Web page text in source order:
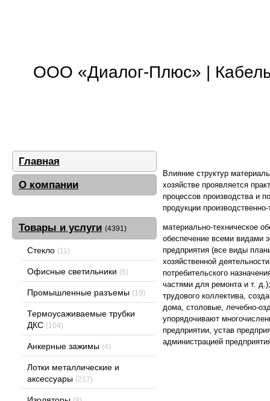
ООО «Диалог-Плюс» |
Главная
О компании
Товары и услуги (4391)
Стекло (11)
Офисные светильники (6)
Промышленные разъемы (19)
Термоусаживаемые трубки
ДКС (104)
Анкерные зажимы (4)
Лотки металлические и
аксессуары (217)
Влияние структур
хозяйстве проявляется
процессов производства и
продукции
материально-техническое
обеспечение всеми видами
предприятия (все виды
хозяйственной
потребительского
частями для ремонта и т.
трудового коллектива,
дома, столовые, лечебно-
упорядочивают
предприятии, устав
администрацией